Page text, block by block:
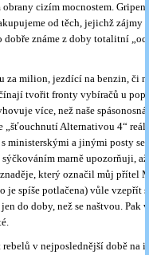
cizím mocnostem.
od těch, jejichž zájmy
známe z doby totalitní
za milion, jezdící na benzin, či
tvořit fronty vybíračů u
více, než naše spásonosná
„šťouchnutí Alternativou 4“
ministerskými a jinými posty se
marně upozorňuji,
který označil můj přítel
je spíše potlačena) vůle vzepřít
do doby, než se naštvou. Pak
v nejposlednější době na